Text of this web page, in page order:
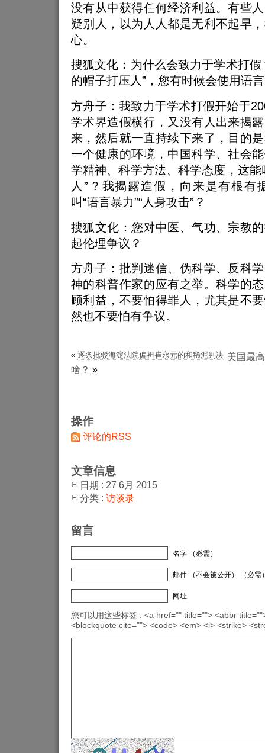
没有从中获得任何经济利益。有些
疑别人，以为人人都是无利不起早
心。
搜狐文化：为什么会致力于学术打假
的帽子打压人”，您有时候会使用语
方舟子：我致力于学术打假开始于
学术界造假横行，又没有人出来揭
来，然后就一直持续下来了，目的
一个健康的环境，中国科学、社会
学精神、科学方法、科学态度，这能
人”？我揭露造假，向来是有根有
叫“语言暴力”“人身攻击”？
搜狐文化：您对中医、气功、宗教
起伦理争议？
方舟子：批判迷信、伪科学、反科
神的科普作家的应有之举。科学的
顾利益，不要怕得罪人，尤其是不
然也不要怕有争议。
« 逐条批驳海淀法院偏袒崔永元的和稀泥判决 美国最
啥？ »
操作
评论的RSS
文章信息
日期 : 27 6月 2015
分类 : 访谈录
留言
名字 （必需）
邮件 （不会被公开） （必需
网址
您可以用这些标签 : <a href="" title=""> <abbr
<blockquote cite=""> <code> <em> <i> <strike>